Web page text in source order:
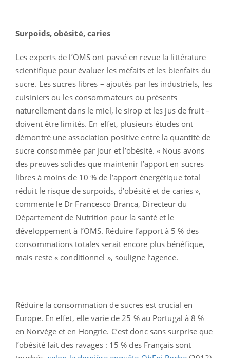
Surpoids, obésité, caries
Les experts de l’OMS ont passé en revue la littérature
scientifique pour évaluer les méfaits et les bienfaits du
sucre. Les sucres libres – ajoutés par les industriels, les
cuisiniers ou les consommateurs ou présents
naturellement dans le miel, le sirop et les jus de fruit –
doivent être limités. En effet, plusieurs études ont
démontré une association positive entre la quantité de
sucre consommée par jour et l’obésité. « Nous avons
des preuves solides que maintenir l’apport en sucres
libres à moins de 10 % de l’apport énergétique total
réduit le risque de surpoids, d’obésité et de caries »,
commente le Dr Francesco Branca, Directeur du
Département de Nutrition pour la santé et le
développement à l’OMS. Réduire l’apport à 5 % des
consommations totales serait encore plus bénéfique,
mais reste « conditionnel », souligne l’agence.
Réduire la consommation de sucres est crucial en
Europe. En effet, elle varie de 25 % au Portugal à 8 %
en Norvège et en Hongrie. C’est donc sans surprise que
l’obésité fait des ravages : 15 % des Français sont